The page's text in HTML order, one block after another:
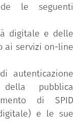
è parte
digitali per
digitali
al fine di
al
nella pubblica
è messo a
della
del Consiglio dei
le seguenti
digitale e delle
ai servizi on-line
autenticazione
pubblica
di SPID
e le sue